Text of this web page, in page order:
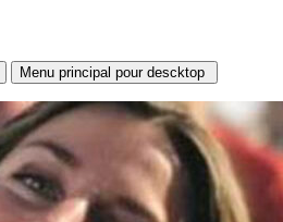
Menu principal pour descktop